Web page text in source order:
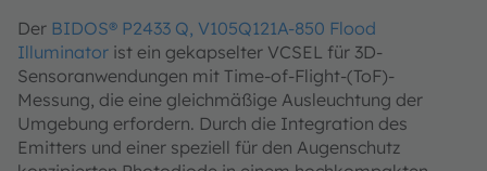
Der BIDOS® P2433 Q, V105Q121A-850 Flood
Illuminator ist ein gekapselter VCSEL für 3D-
Sensoranwendungen mit Time-of-Flight-(ToF)-
Messung, die eine gleichmäßige Ausleuchtung der
Umgebung erfordern. Durch die Integration des
Emitters und einer speziell für den Augenschutz